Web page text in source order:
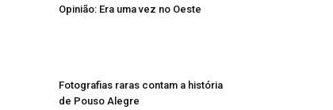
Opinião: Era uma vez no Oeste
Fotografias raras contam a história
de Pouso Alegre